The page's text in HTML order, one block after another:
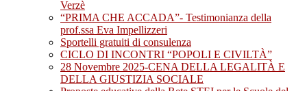
Verzè
“PRIMA CHE ACCADA”- Testimonianza della
prof.ssa Eva Impellizzeri
Sportelli gratuiti di consulenza
CICLO DI INCONTRI “POPOLI E CIVILTÀ”
28 Novembre 2025-CENA DELLA LEGALITÀ E
DELLA GIUSTIZIA SOCIALE